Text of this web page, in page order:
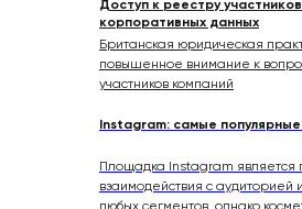
Доступ к реестру
корпоративных данных
Британская юридическая
повышенное внимание к
участников компаний
Instagram: самые
Площадка Instagram
взаимодействия с аудиторией